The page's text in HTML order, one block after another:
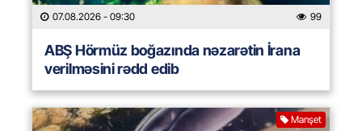
07.08.2026 - 09:30 99
ABŞ Hörmüz boğazında nəzarətin İrana
verilməsini rədd edib
Manşet